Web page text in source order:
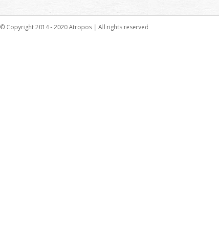
© Copyright 2014 - 2020 Atropos | All rights reserved